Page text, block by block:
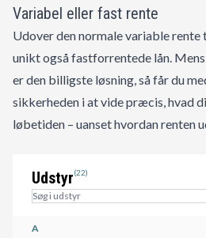
Variabel eller fast rente
Udover den normale variable
unikt også fastforrentede lån.
er den billigste løsning, så får du
sikkerheden i at vide præcis, hvad
løbetiden – uanset hvordan renten
Udstyr(22)
A